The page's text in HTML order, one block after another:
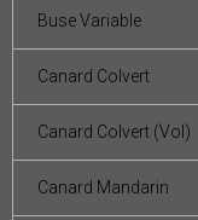
Buse Variable
Canard Colvert
Canard Colvert (Vol)
Canard Mandarin